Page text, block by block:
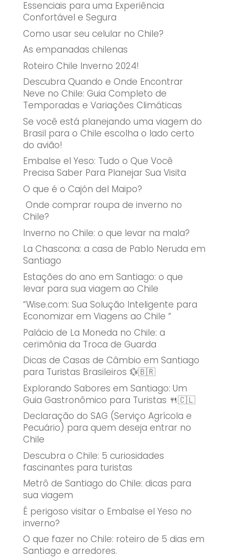
Essenciais para uma Experiência
Confortável e Segura
Como usar seu celular no Chile?
As empanadas chilenas
Roteiro Chile Inverno 2024!
Descubra Quando e Onde Encontrar
Neve no Chile: Guia Completo de
Temporadas e Variações Climáticas
Se você está planejando uma viagem do
Brasil para o Chile escolha o lado certo
do avião!
Embalse el Yeso: Tudo o Que Você
Precisa Saber Para Planejar Sua Visita
O que é o Cajón del Maipo?
Onde comprar roupa de inverno no
Chile?
Inverno no Chile: o que levar na mala?
La Chascona: a casa de Pablo Neruda em
Santiago
Estações do ano em Santiago: o que
levar para sua viagem ao Chile
“Wise.com: Sua Solução Inteligente para
Economizar em Viagens ao Chile “
Palácio de La Moneda no Chile: a
cerimônia da Troca de Guarda
Dicas de Casas de Câmbio em Santiago
para Turistas Brasileiros 💱🇧🇷
Explorando Sabores em Santiago: Um
Guia Gastronômico para Turistas 🍴🇨🇱
Declaração do SAG (Serviço Agrícola e
Pecuário) para quem deseja entrar no
Chile
Descubra o Chile: 5 curiosidades
fascinantes para turistas
Metrô de Santiago do Chile: dicas para
sua viagem
É perigoso visitar o Embalse el Yeso no
inverno?
O que fazer no Chile: roteiro de 5 dias em
Santiago e arredores.